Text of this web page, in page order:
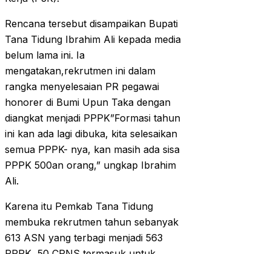
Rencana tersebut disampaikan Bupati
Tana Tidung Ibrahim Ali kepada media
belum lama ini. Ia
mengatakan,rekrutmen ini dalam
rangka menyelesaian PR pegawai
honorer di Bumi Upun Taka dengan
diangkat menjadi PPPK”Formasi tahun
ini kan ada lagi dibuka, kita selesaikan
semua PPPK- nya, kan masih ada sisa
PPPK 500an orang,” ungkap Ibrahim
Ali.
Karena itu Pemkab Tana Tidung
membuka rekrutmen tahun sebanyak
613 ASN yang terbagi menjadi 563